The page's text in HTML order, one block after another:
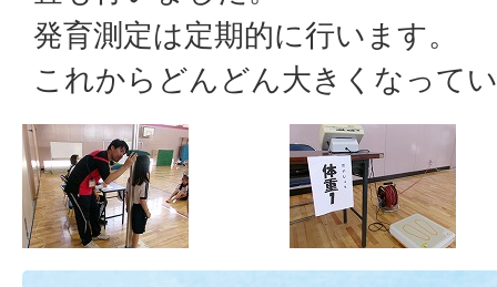
発育測定は定期的に行います。
これからどんどん大きくなって